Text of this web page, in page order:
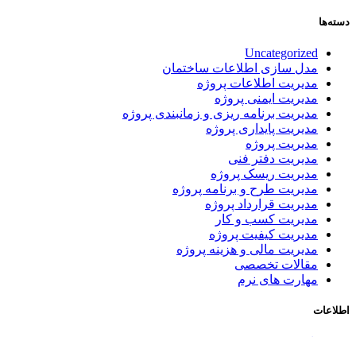
دسته‌ها
Uncategorized
مدل سازی اطلاعات ساختمان
مدیریت اطلاعات پروژه
مدیریت ایمنی پروژه
مدیریت برنامه ریزی و زمانبندی پروژه
مدیریت پایداری پروژه
مدیریت پروژه
مدیریت دفتر فنی
مدیریت ریسک پروژه
مدیریت طرح و برنامه پروژه
مدیریت قرارداد پروژه
مدیریت کسب و کار
مدیریت کیفیت پروژه
مدیریت مالی و هزینه پروژه
مقالات تخصصی
مهارت های نرم
اطلاعات